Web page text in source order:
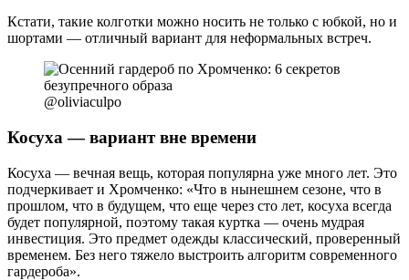
Кстати, такие колготки можно носить не только с юбкой, но и
шортами — отличный вариант для неформальных встреч.
@oliviaculpo
Косуха — вариант вне времени
Косуха — вечная вещь, которая популярна уже много лет. Это
подчеркивает и Хромченко: «Что в нынешнем сезоне, что в
прошлом, что в будущем, что еще через сто лет, косуха всегда
будет популярной, поэтому такая куртка — очень мудрая
инвестиция. Это предмет одежды классический, проверенный
временем. Без него тяжело выстроить алгоритм современного
гардероба».